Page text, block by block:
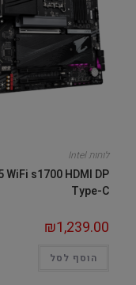
לוחות Intel
WiFi s1700 HDMI DP
Type-C
₪1,239.00
הוסף לסל